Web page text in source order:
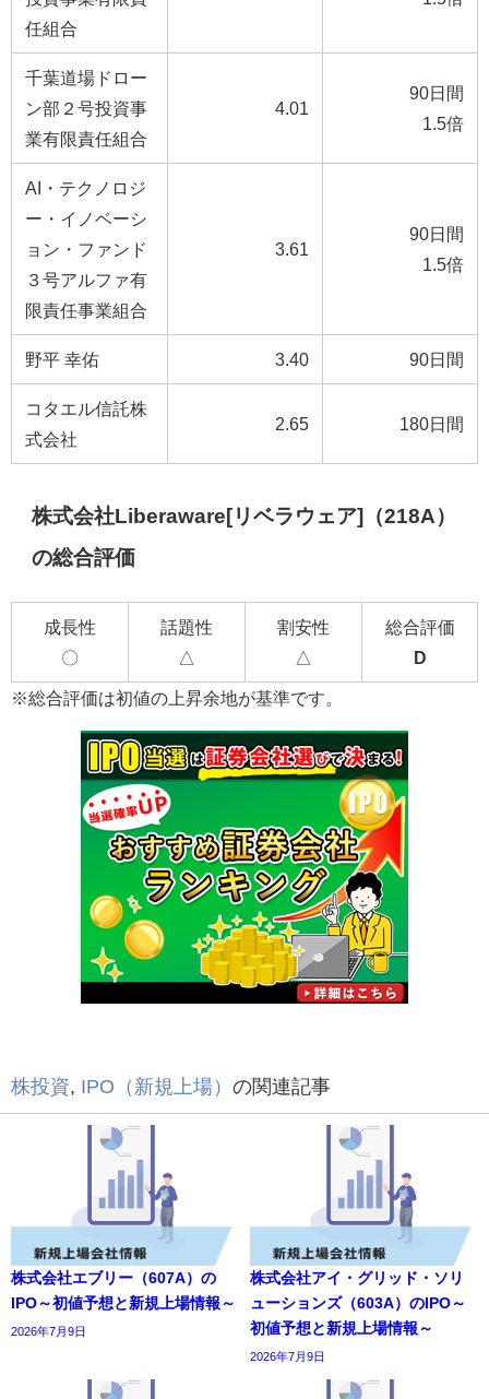
任組合
千葉道場ドロー
ン部２号投資事
業有限責任組合
4.01
90日間
1.5倍
AI・テクノロジ
ー・イノベーシ
ョン・ファンド
３号アルファ有
限責任事業組合
3.61
90日間
1.5倍
野平 幸佑 3.40 90日間
コタエル信託株
式会社
2.65 180日間
株式会社Liberaware[リベラウェア]（218A）
の総合評価
成長性
〇
話題性
△
割安性
△
総合評価
D
※総合評価は初値の上昇余地が基準です。
株投資, IPO（新規上場） の関連記事
株式会社エブリー（607A）の
IPO～初値予想と新規上場情報～
2026年7月9日
株式会社アイ・グリッド・ソリ
ューションズ（603A）のIPO～
初値予想と新規上場情報～
2026年7月9日